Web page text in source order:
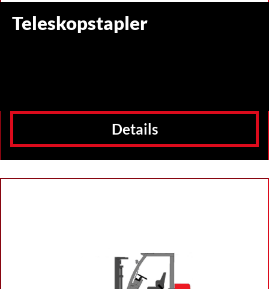
Teleskopstapler
Details